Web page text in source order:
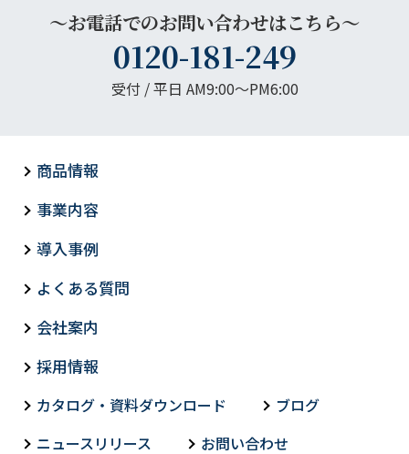
～お電話でのお問い合わせはこちら～
0120-181-249
受付 / 平日 AM9:00〜PM6:00
商品情報
事業内容
導入事例
よくある質問
会社案内
採用情報
カタログ・資料ダウンロード
ブログ
ニュースリリース
お問い合わせ